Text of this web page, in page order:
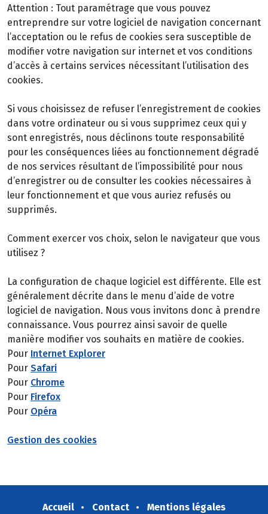
Attention : Tout paramétrage que vous pouvez
entreprendre sur votre logiciel de navigation concernant
l’acceptation ou le refus de cookies sera susceptible de
modifier votre navigation sur internet et vos conditions
d’accès à certains services nécessitant l’utilisation des
cookies.
Si vous choisissez de refuser l’enregistrement de cookies
dans votre ordinateur ou si vous supprimez ceux qui y
sont enregistrés, nous déclinons toute responsabilité
pour les conséquences liées au fonctionnement dégradé
de nos services résultant de l’impossibilité pour nous
d’enregistrer ou de consulter les cookies nécessaires à
leur fonctionnement et que vous auriez refusés ou
supprimés.
Comment exercer vos choix, selon le navigateur que vous
utilisez ?
La configuration de chaque logiciel est différente. Elle est
généralement décrite dans le menu d’aide de votre
logiciel de navigation. Nous vous invitons donc à prendre
connaissance. Vous pourrez ainsi savoir de quelle
manière modifier vos souhaits en matière de cookies.
Pour Internet Explorer
Pour Safari
Pour Chrome
Pour Firefox
Pour Opéra
Gestion des cookies
Accueil Contact
Mentions légales